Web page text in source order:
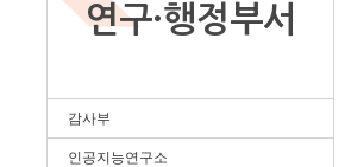
연구·행정부서
감사부
인공지능연구소